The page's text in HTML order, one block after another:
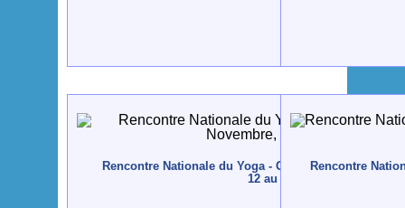
Rencontre Nationale du Yoga - Guimarães - 2004,
12 au 14
Rencontre